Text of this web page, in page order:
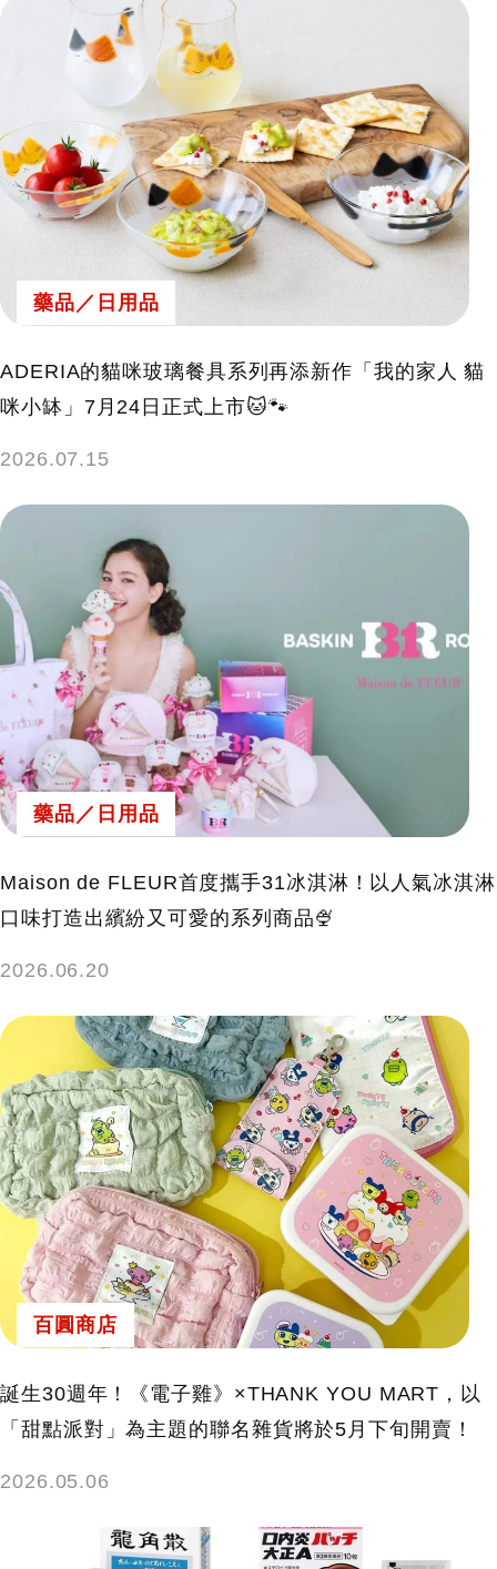
藥品／日用品
ADERIA的貓咪玻璃餐具系列再添新作「我的家人 貓
咪小缽」7月24日正式上市🐱🐾
2026.07.15
藥品／日用品
Maison de FLEUR首度攜手31冰淇淋！以人氣冰淇淋
口味打造出繽紛又可愛的系列商品🍨
2026.06.20
百圓商店
誕生30週年！《電子雞》×THANK YOU MART，以
「甜點派對」為主題的聯名雜貨將於5月下旬開賣！
2026.05.06